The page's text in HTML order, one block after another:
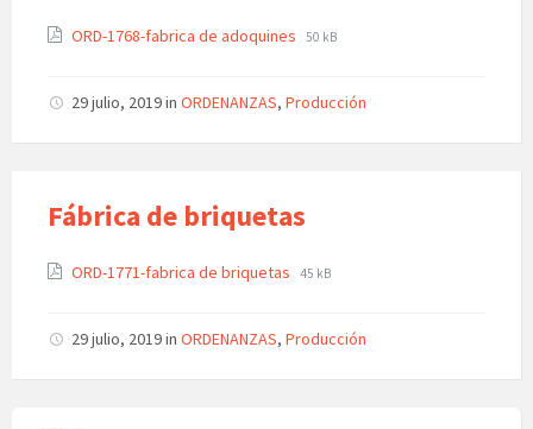
ORD-1768-fabrica de adoquines 50 kB
29 julio, 2019in ORDENANZAS, Producción
Fábrica de briquetas
ORD-1771-fabrica de briquetas 45 kB
29 julio, 2019in ORDENANZAS, Producción